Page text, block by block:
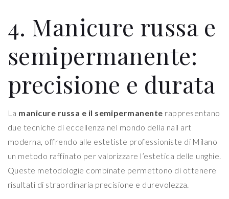
4. Manicure russa e
semipermanente:
precisione e durata
La manicure russa e il semipermanente rappresentano
due tecniche di eccellenza nel mondo della nail art
moderna, offrendo alle estetiste professioniste di Milano
un metodo raffinato per valorizzare l’estetica delle unghie.
Queste metodologie combinate permettono di ottenere
risultati di straordinaria precisione e durevolezza.